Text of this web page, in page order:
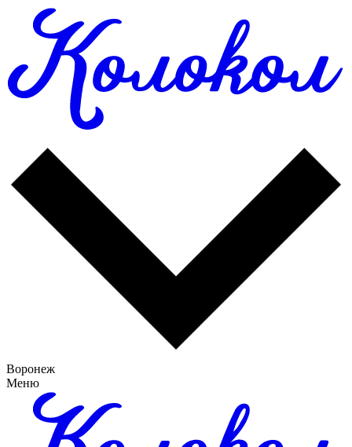
Воронеж
Меню